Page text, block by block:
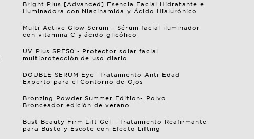
Bright Plus [Advanced] Esencia Facial Hidratante e
Iluminadora con Niacinamida y Ácido Hialurónico
Multi-Active Glow Serum - Sérum facial iluminador
con vitamina C y ácido glicólico
UV Plus SPF50 - Protector solar facial
multiprotección de uso diario
DOUBLE SERUM Eye- Tratamiento Anti-Edad
Experto para el Contorno de Ojos
Bronzing Powder Summer Edition- Polvo
Bronceador edición de verano
Bust Beauty Firm Lift Gel - Tratamiento Reafirmante
para Busto y Escote con Efecto Lifting